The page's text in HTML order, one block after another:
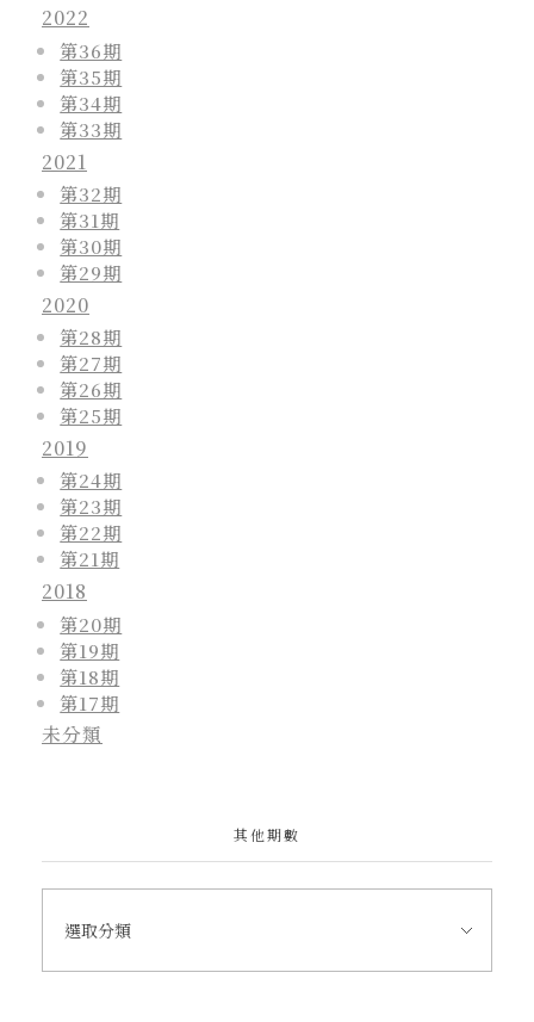
2022
第36期
第35期
第34期
第33期
2021
第32期
第31期
第30期
第29期
2020
第28期
第27期
第26期
第25期
2019
第24期
第23期
第22期
第21期
2018
第20期
第19期
第18期
第17期
未分類
其他期數